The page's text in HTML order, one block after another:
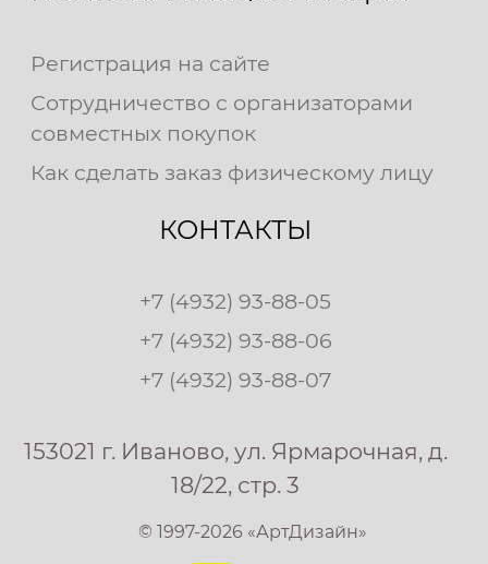
Регистрация на сайте
Сотрудничество с организаторами
совместных покупок
Как сделать заказ физическому лицу
КОНТАКТЫ
+7 (4932) 93-88-05
+7 (4932) 93-88-06
+7 (4932) 93-88-07
153021 г. Иваново, ул. Ярмарочная, д.
18/22, стр. 3
© 1997-2026 «АртДизайн»